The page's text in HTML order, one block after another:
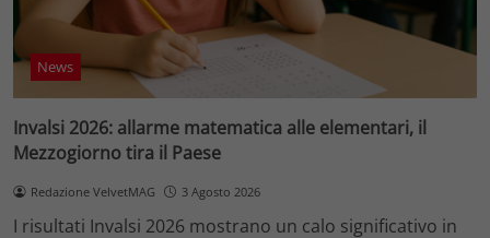
News
Invalsi 2026: allarme matematica alle elementari, il
Mezzogiorno tira il Paese
Redazione VelvetMAG 3 Agosto 2026
I risultati Invalsi 2026 mostrano un calo significativo in